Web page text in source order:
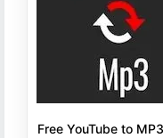
Free YouTube to